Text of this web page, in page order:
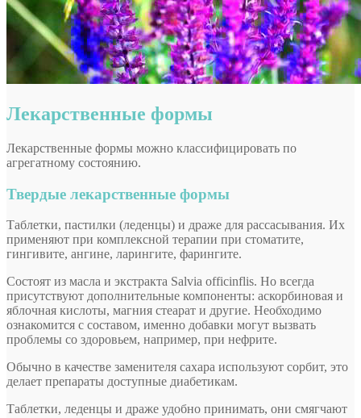
Лекарственные формы
Лекарственные формы можно классифицировать по
агрегатному состоянию.
Твердые лекарственные формы
Таблетки, пастилки (леденцы) и драже для рассасывания. Их
применяют при комплексной терапии при стоматите,
гингивите, ангине, ларингите, фарингите.
Состоят из масла и экстракта Salvia officinflis. Но всегда
присутствуют дополнительные компоненты: аскорбиновая и
яблочная кислоты, магния стеарат и другие. Необходимо
ознакомится с составом, именно добавки могут вызвать
проблемы со здоровьем, например, при нефрите.
Обычно в качестве заменителя сахара используют сорбит, это
делает препараты доступные диабетикам.
Таблетки, леденцы и драже удобно принимать, они смягчают